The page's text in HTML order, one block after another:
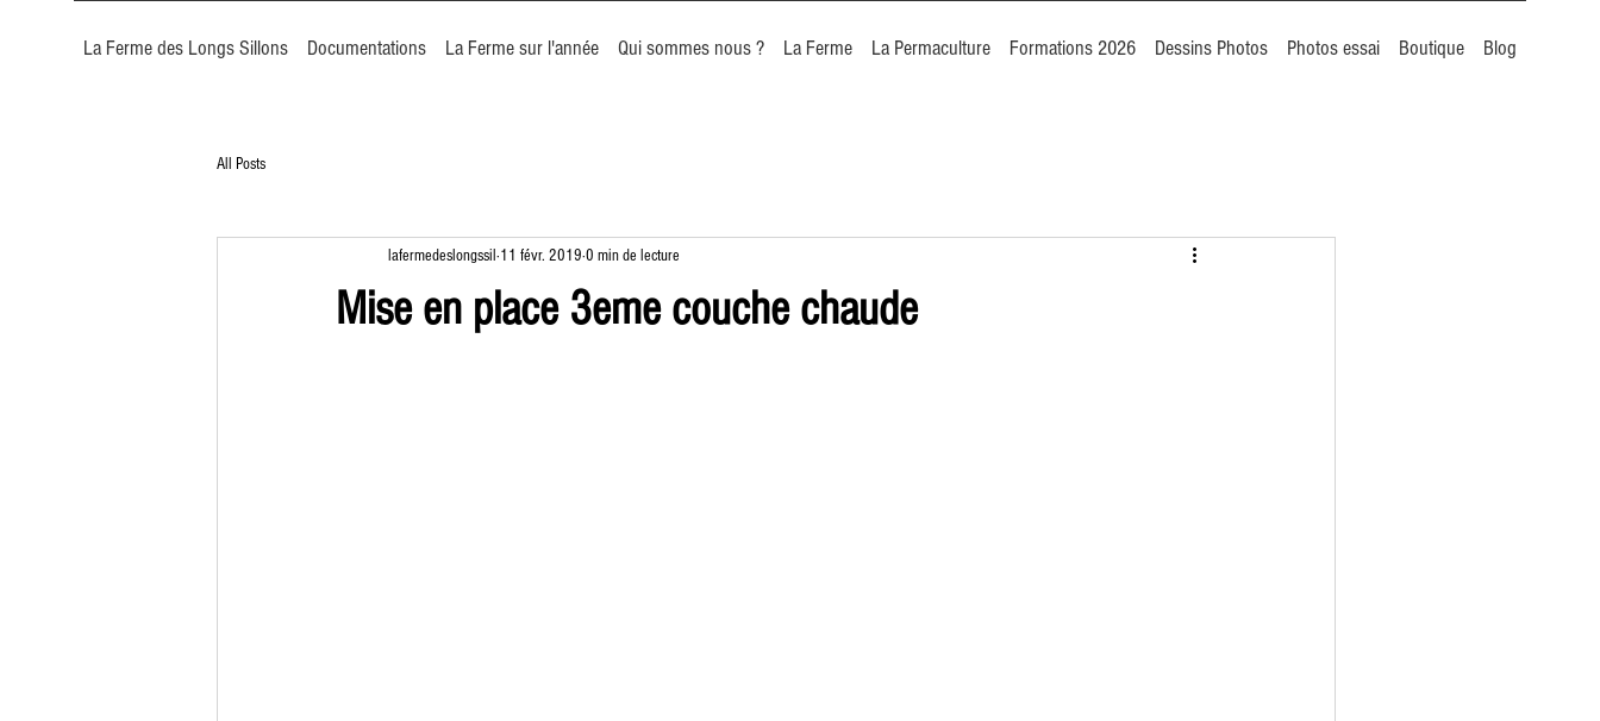
La Ferme des Longs Sillons Documentations La Ferme sur l'année Qui sommes nous ? La Ferme La Permaculture Formations 2026 Dessins Photos Photos essai Boutique Blog
All Posts
Mise en place 3eme couche chaude
lafermedeslongssil 11 févr. 2019 0 min de lecture